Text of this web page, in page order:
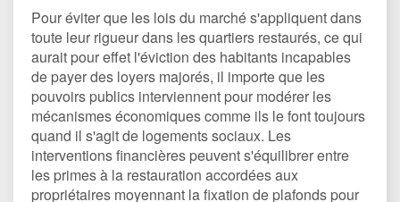
Pour éviter que les lois du marché s'appliquent dans
toute leur rigueur dans les quartiers restaurés, ce qui
aurait pour effet l'éviction des habitants incapables
de payer des loyers majorés, il importe que les
pouvoirs publics interviennent pour modérer les
mécanismes économiques comme ils le font toujours
quand il s'agit de logements sociaux. Les
interventions financières peuvent s'équilibrer entre
les primes à la restauration accordées aux
propriétaires moyennant la fixation de plafonds pour